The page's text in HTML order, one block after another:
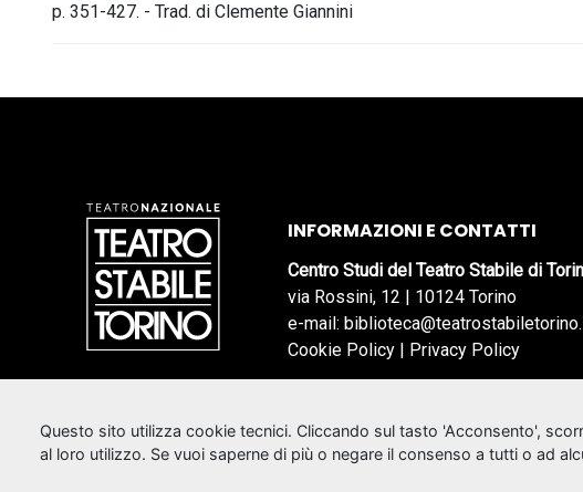
p. 351-427. - Trad. di Clemente Giannini
INFORMAZIONI E CONTATTI
Centro Studi del Teatro Stabile di
via Rossini, 12 | 10124 Torino
e-mail:
Cookie Policy | Privacy Policy
Questo sito utilizza cookie tecnici. Cliccando sul tasto 'Acconsento',
al loro utilizzo. Se vuoi saperne di più o negare il consenso a tutti o ad